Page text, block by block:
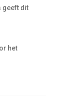
geeft dit
het